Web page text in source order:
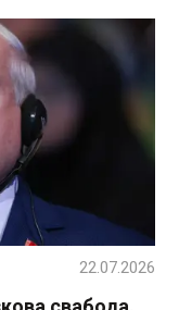
22.07.2026